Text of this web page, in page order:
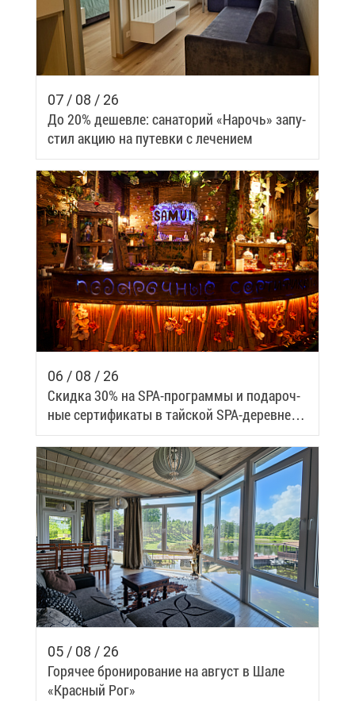
07 / 08 / 26
До 20% де­шев­ле: са­на­то­рий «На­рочь» за­пу­
стил ак­цию на пу­тев­ки с ле­че­ни­ем
06 / 08 / 26
Скид­ка 30% на SPA-про­грам­мы и по­да­роч­
ные сер­ти­фи­ка­ты в тай­ской SPA-де­ревне
Samui
05 / 08 / 26
Го­ря­чее бро­ни­ро­ва­ние на ав­густ в Ша­ле
«Крас­ный Рог»